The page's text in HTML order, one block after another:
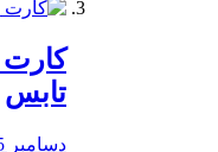
کارت
تابس
دسامبر 25, 2019